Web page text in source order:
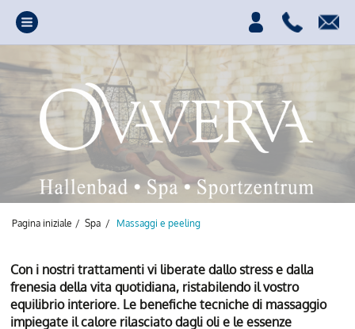
Pagina iniziale / Spa / Massaggi e peeling
Con i nostri trattamenti vi liberate dallo stress e dalla
frenesia della vita quotidiana, ristabilendo il vostro
equilibrio interiore. Le benefiche tecniche di massaggio
impiegate il calore rilasciato dagli oli e le essenze